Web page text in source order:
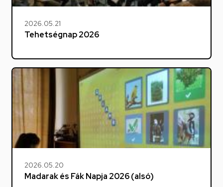
2026.05.21
Tehetségnap 2026
2026.05.20
Madarak és Fák Napja 2026 (alsó)